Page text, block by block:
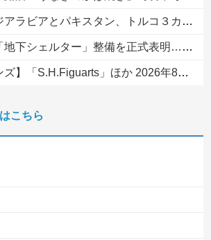
アとパキスタン、トルコ３カ国 相互防衛協定締結
整備を正式表明…小池百合子知事「多くの方が滞在、施設整備の効果高い」
」ほか 2026年8月発売商品【スケジュール公開】
窃盗をしたトルコ国籍の男3人を逮捕 #移民 #外国人
こちら